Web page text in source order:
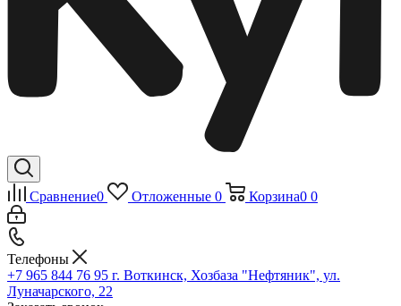
Сравнение0 Отложенные 0 Корзина0 0
Телефоны
+7 965 844 76 95 г. Воткинск, Хозбаза "Нефтяник", ул.
Луначарского, 22